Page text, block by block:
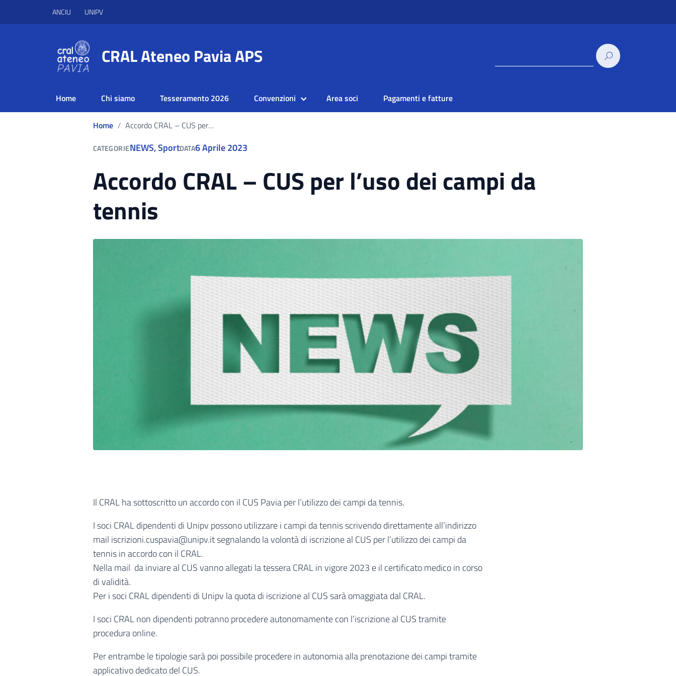
ANCIU UNIPV
CRAL Ateneo Pavia APS
Home Chi siamo Tesseramento 2026 Convenzioni Area soci Pagamenti e fatture
Home Accordo CRAL – CUS per l’uso dei campi da tennis
CATEGORIENEWS,SportDATA6 Aprile 2023
Accordo CRAL – CUS per l’uso dei campi da
tennis
Il CRAL ha sottoscritto un accordo con il CUS Pavia per l’utilizzo dei campi da tennis.
I soci CRAL dipendenti di Unipv possono utilizzare i campi da tennis scrivendo direttamente all’indirizzo
mail iscrizioni.cuspavia@unipv.it segnalando la volontà di iscrizione al CUS per l’utilizzo dei campi da
tennis in accordo con il CRAL.
Nella mail da inviare al CUS vanno allegati la tessera CRAL in vigore 2023 e il certificato medico in corso
di validità.
Per i soci CRAL dipendenti di Unipv la quota di iscrizione al CUS sarà omaggiata dal CRAL.
I soci CRAL non dipendenti potranno procedere autonomamente con l’iscrizione al CUS tramite
procedura online.
Per entrambe le tipologie sarà poi possibile procedere in autonomia alla prenotazione dei campi tramite
applicativo dedicato del CUS.